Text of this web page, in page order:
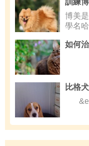
訓練
博美
學名哈
如何
比格